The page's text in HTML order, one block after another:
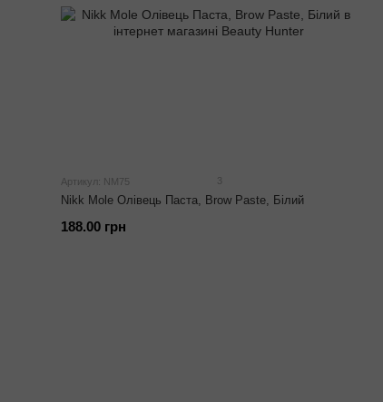
Артикул: NM75 3
Nikk Mole Олівець Паста, Brow Paste, Білий
188.00 грн